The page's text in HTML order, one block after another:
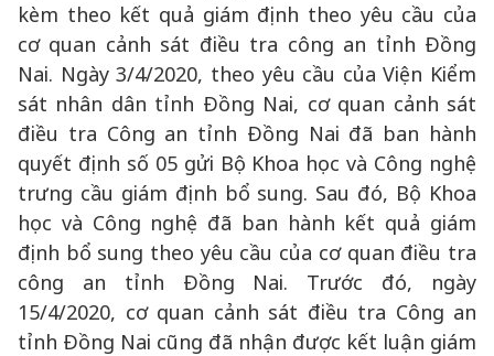
kèm theo kết quả giám định theo yêu cầu của
cơ quan cảnh sát điều tra công an tỉnh Đồng
Nai. Ngày 3/4/2020, theo yêu cầu của Viện Kiểm
sát nhân dân tỉnh Đồng Nai, cơ quan cảnh sát
điều tra Công an tỉnh Đồng Nai đã ban hành
quyết định số 05 gửi Bộ Khoa học và Công nghệ
trưng cầu giám định bổ sung. Sau đó, Bộ Khoa
học và Công nghệ đã ban hành kết quả giám
định bổ sung theo yêu cầu của cơ quan điều tra
công an tỉnh Đồng Nai. Trước đó, ngày
15/4/2020, cơ quan cảnh sát điều tra Công an
tỉnh Đồng Nai cũng đã nhận được kết luận giám